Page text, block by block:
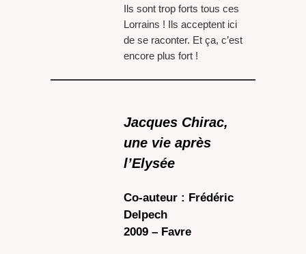
Ils sont trop forts tous ces
Lorrains ! Ils acceptent ici
de se raconter. Et ça, c’est
encore plus fort !
Jacques Chirac,
une vie après
l’Elysée
Co-auteur : Frédéric
Delpech
2009 – Favre